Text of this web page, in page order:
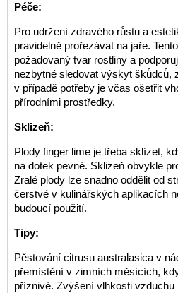
Péče:
Pro udržení zdravého růstu a
pravidelně prořezávat na jaře.
požadovaný tvar rostliny a
nezbytné sledovat výskyt škůdců,
v případě potřeby je včas ošetřit
přírodními prostředky.
Sklizeň:
Plody finger lime je třeba sklízet,
na dotek pevné. Sklizeň obvykle
Zralé plody lze snadno oddělit od
čerstvé v kulinářských aplikacích
budoucí použití.
Tipy:
Pěstování citrusu australasica v
přemístění v zimních měsících,
příznivé. Zvýšení vlhkosti